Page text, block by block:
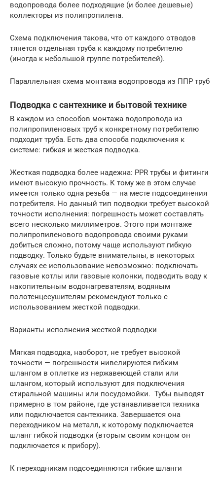
водопровода более подходящие (и более дешевые)
коллекторы из полипропилена.
Схема подключения такова, что от каждого отводов
тянется отдельная труба к каждому потребителю
(иногда к небольшой группе потребителей).
Параллельная схема монтажа водопровода из ППР труб
Подводка с сантехнике и бытовой технике
В каждом из способов монтажа водопровода из
полипропиленовых труб к конкретному потребителю
подходит труба. Есть два способа подключения к
системе: гибкая и жесткая подводка.
Жесткая подводка более надежна: PPR трубы и фитинги
имеют высокую прочность. К тому же в этом случае
имеется только одна резьба — на месте подсоединения
потребителя. Но данный тип подводки требует высокой
точности исполнения: погрешность может составлять
всего несколько миллиметров. Этого при монтаже
полипропиленового водопровода своими руками
добиться сложно, потому чаще используют гибкую
подводку. Только будьте внимательны, в некоторых
случаях ее использование невозможно: подключать
газовые котлы или газовые колонки, подводить воду к
накопительным водонагревателям, водяным
полотенцесушителям рекомендуют только с
использованием жесткой подводки.
Варианты исполнения жесткой подводки
Мягкая подводка, наоборот, не требует высокой
точности — погрешности нивелируются гибким
шлангом в оплетке из нержавеющей стали или
шлангом, который используют для подключения
стиральной машины или посудомойки. Тубы выводят
примерно в том районе, где устанавливается техника
или подключается сантехника. Завершается она
переходником на металл, к которому подключается
шланг гибкой подводки (вторым своим концом он
подключается к прибору).
К переходникам подсоединяются гибкие шланги